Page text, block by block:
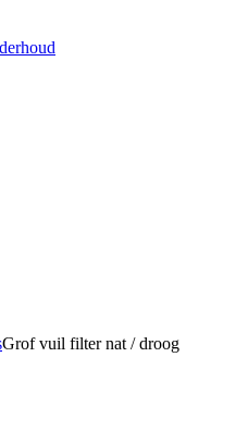
Grof vuil filter nat / droog